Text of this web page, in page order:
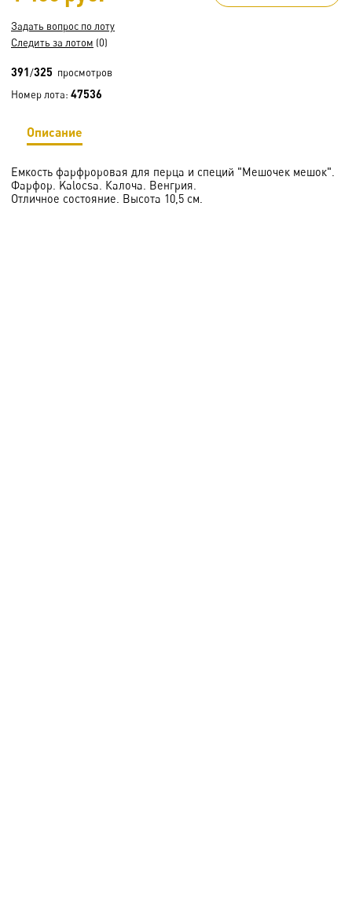
Задать вопрос по лоту
Следить за лотом (0)
391/325 просмотров
Номер лота: 47536
Описание
Емкость фарфроровая для перца и специй "Мешочек мешок".
Фарфор. Kalocsa. Калоча. Венгрия.
Отличное состояние. Высота 10,5 см.